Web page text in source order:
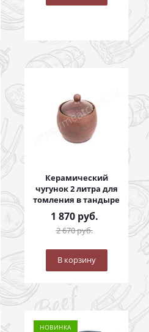
Керамический
чугунок 2 литра для
томления в тандыре
1 870руб.
2 670руб.
В корзину
НОВИНКА